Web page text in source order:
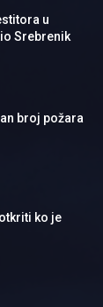
u
Srebrenik
broj požara
ko je